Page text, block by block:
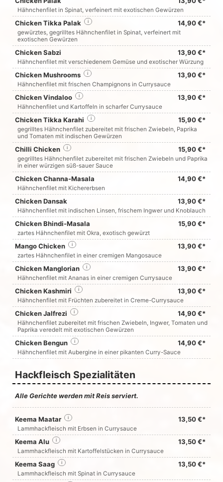
Hähnchenfilet in Spinat, verfeinert mit exotischen Gewürzen
Chicken Tikka Palak 14,90 €*
i
gewürztes, gegrilltes Hähnchenfilet in Spinat, verfeinert mit
exotischen Gewürzen
Chicken Sabzi 13,90 €*
Hähnchenfilet mit verschiedenem Gemüse und exotischer Würzung
Chicken Mushrooms 13,90 €*
i
Hähnchenfilet mit frischen Champignons in Currysauce
Chicken Vindaloo 13,90 €*
i
Hähnchenfilet und Kartoffeln in scharfer Currysauce
Chicken Tikka Karahi 15,90 €*
i
gegrilltes Hähnchenfilet zubereitet mit frischen Zwiebeln, Paprika
und Tomaten mit indischen Gewürzen
Chilli Chicken 15,90 €*
i
gegrilltes Hähnchenfilet zubereitet mit frischen Zwiebeln und Paprika
in einer würzigen süß-sauer Sauce
Chicken Channa-Masala 14,90 €*
Hähnchenfilet mit Kichererbsen
Chicken Dansak 13,90 €*
Hähnchenfilet mit indischen Linsen, frischem Ingwer und Knoblauch
Chicken Bhindi-Masala 15,90 €*
zartes Hähnchenfilet mit Okra, exotisch gewürzt
Mango Chicken 13,90 €*
i
zartes Hähnchenfilet in einer cremigen Mangosauce
Chicken Manglorian 13,90 €*
i
Hähnchenfilet mit Ananas in einer cremigen Currysauce
Chicken Kashmiri 13,90 €*
i
Hähnchenfilet mit Früchten zubereitet in Creme-Currysauce
Chicken Jalfrezi 14,90 €*
i
Hähnchenfilet zubereitet mit frischen Zwiebeln, Ingwer, Tomaten und
Paprika veredelt mit exotischen Gewürzen
Chicken Bengun 14,90 €*
i
Hähnchenfilet mit Aubergine in einer pikanten Curry-Sauce
Hackfleisch Spezialitäten
Alle Gerichte werden mit Reis serviert.
Keema Maatar 13,50 €*
i
Lammhackfleisch mit Erbsen in Currysauce
Keema Alu 13,50 €*
i
Lammhackfleisch mit Kartoffelstücken in Currysauce
Keema Saag 13,50 €*
i
Lammhackfleisch mit Spinat in Currysauce